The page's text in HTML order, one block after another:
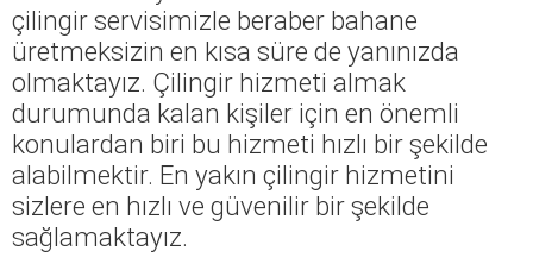
çilingir servisimizle beraber bahane
üretmeksizin en kısa süre de yanınızda
olmaktayız. Çilingir hizmeti almak
durumunda kalan kişiler için en önemli
konulardan biri bu hizmeti hızlı bir şekilde
alabilmektir. En yakın çilingir hizmetini
sizlere en hızlı ve güvenilir bir şekilde
sağlamaktayız.